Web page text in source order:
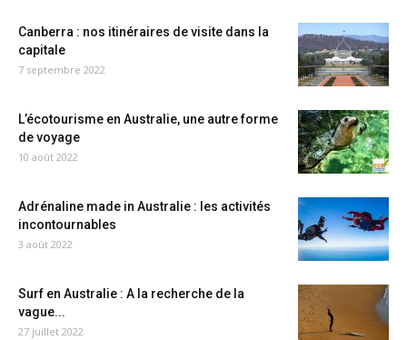
Canberra : nos itinéraires de visite dans la
capitale
7 septembre 2022
L’écotourisme en Australie, une autre forme
de voyage
10 août 2022
Adrénaline made in Australie : les activités
incontournables
3 août 2022
Surf en Australie : A la recherche de la
vague...
27 juillet 2022